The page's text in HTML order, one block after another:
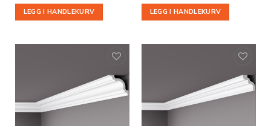
LEGG I HANDLEKURV LEGG I HANDLEKURV
Legg til
ønskeliste
Legg til
i